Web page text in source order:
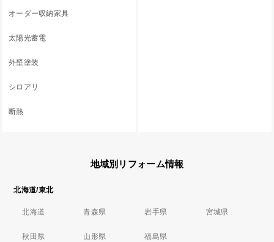
オーダー収納家具
太陽光蓄電
外壁塗装
シロアリ
断熱
地域別リフォーム情報
北海道/東北
北海道 青森県 岩手県 宮城県
秋田県 山形県 福島県